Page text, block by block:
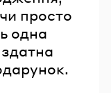
просто
одна